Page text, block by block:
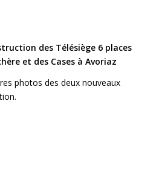
des Télésiège 6 places
et des Cases à Avoriaz
photos des deux nouveaux